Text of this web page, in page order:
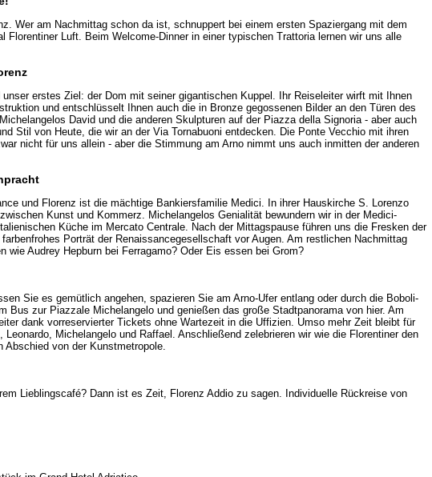
Wer am Nachmittag schon da ist, schnuppert bei einem ersten Spaziergang mit dem
Florentiner Luft. Beim Welcome-Dinner in einer typischen Trattoria lernen wir uns alle
unser erstes Ziel: der Dom mit seiner gigantischen Kuppel. Ihr Reiseleiter wirft mit Ihnen
und entschlüsselt Ihnen auch die in Bronze gegossenen Bilder an den Türen des
David und die anderen Skulpturen auf der Piazza della Signoria - aber auch
Stil von Heute, die wir an der Via Tornabuoni entdecken. Die Ponte Vecchio mit ihren
nicht für uns allein - aber die Stimmung am Arno nimmt uns auch inmitten der anderen
und Florenz ist die mächtige Bankiersfamilie Medici. In ihrer Hauskirche S. Lorenzo
Kunst und Kommerz. Michelangelos Genialität bewundern wir in der Medici-
Küche im Mercato Centrale. Nach der Mittagspause führen uns die Fresken der
Porträt der Renaissancegesellschaft vor Augen. Am restlichen Nachmittag
wie Audrey Hepburn bei Ferragamo? Oder Eis essen bei Grom?
Sie es gemütlich angehen, spazieren Sie am Arno-Ufer entlang oder durch die Boboli-
Bus zur Piazzale Michelangelo und genießen das große Stadtpanorama von hier. Am
dank vorreservierter Tickets ohne Wartezeit in die Uffizien. Umso mehr Zeit bleibt für
Michelangelo und Raffael. Anschließend zelebrieren wir wie die Florentiner den
Abschied von der Kunstmetropole.
Lieblingscafé? Dann ist es Zeit, Florenz Addio zu sagen. Individuelle Rückreise von